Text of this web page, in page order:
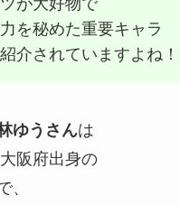
ツが大好物で
を秘めた重要キャラ
介されていますよね！
ゆうさんは
阪府出身の
、